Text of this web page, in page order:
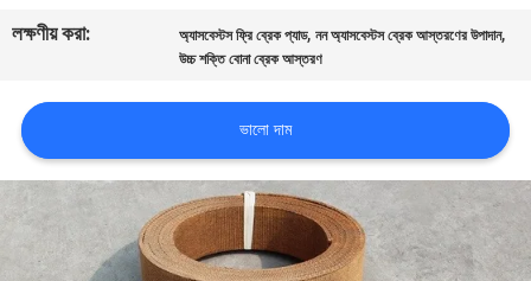
উদ্ধৃতির
আবেদন
সাইট
ম্যাপ
লক্ষণীয় করা:
অ্যাসবেস্টস ফ্রি ব্রেক প্যাড,নন অ্যাসবেস্টস ব্রেক আস্তরণের উপাদান,
উচ্চ শক্তি বোনা ব্রেক আস্তরণ
ভালো দাম